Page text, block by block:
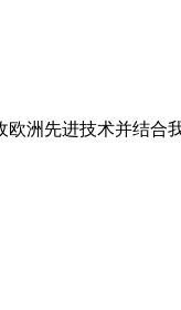
洲先进技术并结